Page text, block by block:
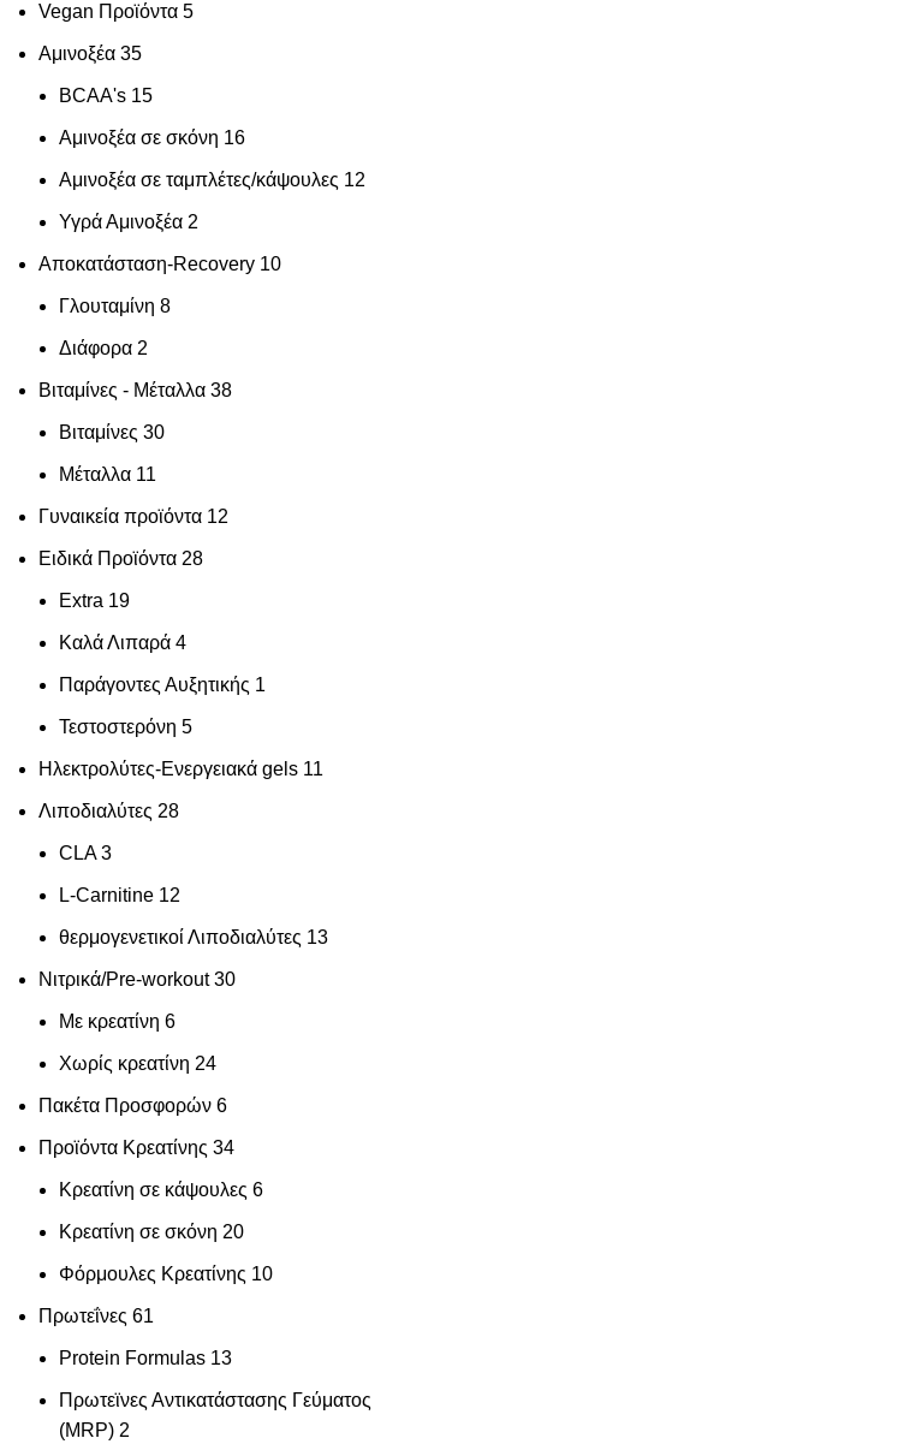
Vegan Προϊόντα 5
Αμινοξέα 35
BCAA's 15
Αμινοξέα σε σκόνη 16
Αμινοξέα σε ταμπλέτες/κάψουλες 12
Υγρά Αμινοξέα 2
Αποκατάσταση-Recovery 10
Γλουταμίνη 8
Διάφορα 2
Βιταμίνες - Μέταλλα 38
Βιταμίνες 30
Μέταλλα 11
Γυναικεία προϊόντα 12
Ειδικά Προϊόντα 28
Extra 19
Καλά Λιπαρά 4
Παράγοντες Αυξητικής 1
Τεστοστερόνη 5
Ηλεκτρολύτες-Ενεργειακά gels 11
Λιποδιαλύτες 28
CLA 3
L-Carnitine 12
θερμογενετικοί Λιποδιαλύτες 13
Νιτρικά/Pre-workout 30
Με κρεατίνη 6
Χωρίς κρεατίνη 24
Πακέτα Προσφορών 6
Προϊόντα Κρεατίνης 34
Κρεατίνη σε κάψουλες 6
Κρεατίνη σε σκόνη 20
Φόρμουλες Κρεατίνης 10
Πρωτεΐνες 61
Protein Formulas 13
Πρωτεϊνες Αντικατάστασης Γεύματος
(MRP) 2